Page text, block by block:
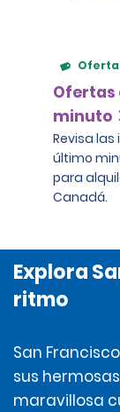
Ofertas
minuto
Revisa
último
para
Canadá.
Explora
ritmo
San
sus
maravillosa